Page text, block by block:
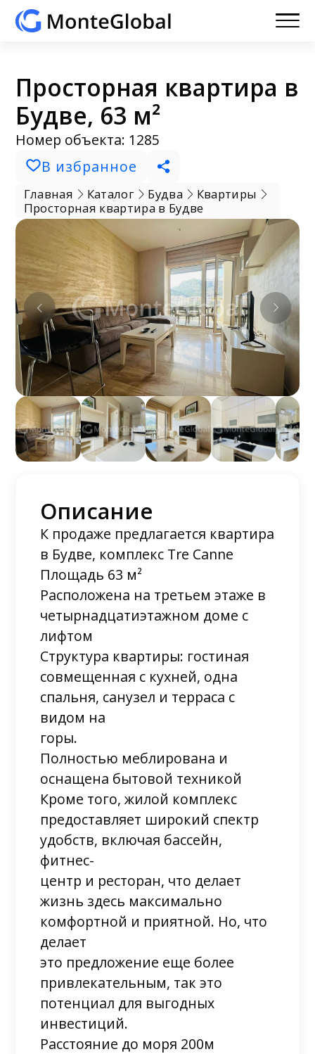
Просторная квартира в
Будве, 63 м²
Номер объекта: 1285
В избранное
Главная Каталог Будва
Квартиры
Просторная квартира в Будве
Описание
К продаже предлагается квартира
в Будве, комплекс Tre Canne
Площадь 63 м²
Расположена на третьем этаже в
четырнадцатиэтажном доме с
лифтом
Структура квартиры: гостиная
совмещенная с кухней, одна
спальня, санузел и терраса с
видом на
горы.
Полностью меблирована и
оснащена бытовой техникой
Кроме того, жилой комплекс
предоставляет широкий спектр
удобств, включая бассейн,
фитнес-
центр и ресторан, что делает
жизнь здесь максимально
комфортной и приятной. Но, что
делает
это предложение еще более
привлекательным, так это
потенциал для выгодных
инвестиций.
Расстояние до моря 200м